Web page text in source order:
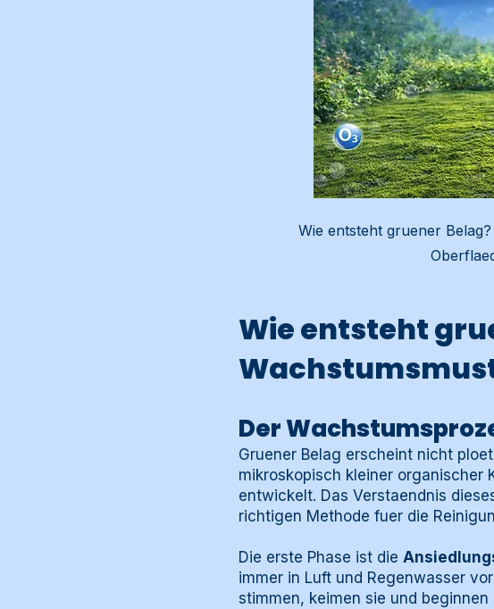
Wie entsteht gruener
Wie entsteht
Der
Gruener Belag erscheint nicht
mikroskopisch kleiner organischer
entwickelt. Das Verstaendnis
richtigen Methode fuer die
Die erste Phase ist die
immer in Luft und Regenwasser
stimmen, keimen sie und